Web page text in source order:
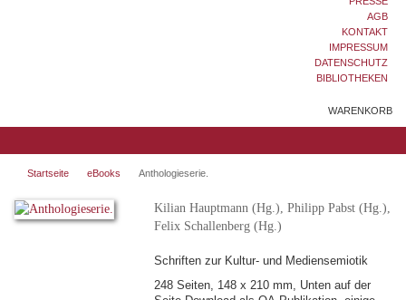
AGB
KONTAKT
IMPRESSUM
DATENSCHUTZ
BIBLIOTHEKEN
WARENKORB
Startseite eBooks Anthologieserie.
Kilian Hauptmann (Hg.), Philipp Pabst (Hg.),
Felix Schallenberg (Hg.)
Schriften zur Kultur- und Mediensemiotik
248 Seiten, 148 x 210 mm, Unten auf der